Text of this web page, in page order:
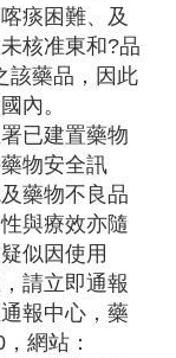
痰困難、及
核准東和?品
該藥品，因此
內。
已建置藥物
物安全訊
藥物不良品
與療效亦隨
似因使用
請立即通報
報中心，藥
網站：